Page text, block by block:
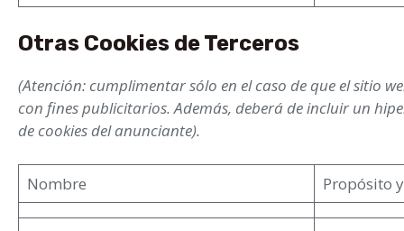
Otras Cookies de Terceros
(Atención: cumplimentar sólo en el caso de que el sitio
con fines publicitarios. Además, deberá de incluir un
de cookies del anunciante).
Nombre Propósito